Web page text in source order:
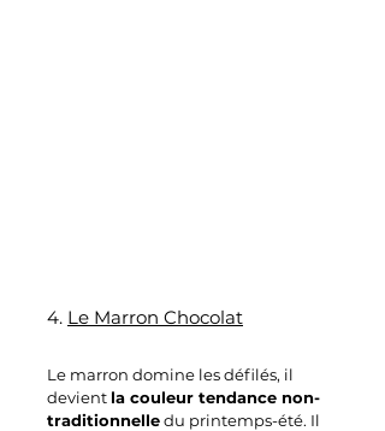
4. Le Marron Chocolat
Le marron domine les défilés, il
devient la couleur tendance non-
traditionnelle du printemps-été. Il